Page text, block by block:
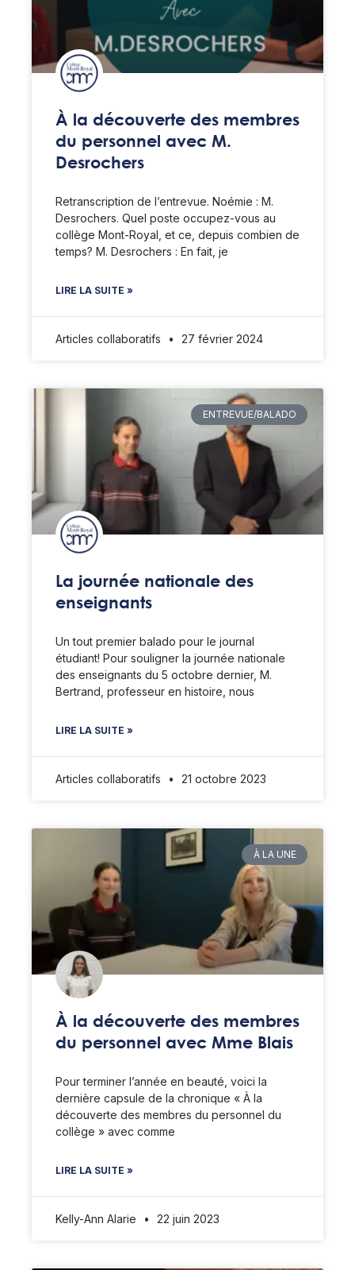
À la découverte des membres
du personnel avec M.
Desrochers
Retranscription de l’entrevue. Noémie : M.
Desrochers. Quel poste occupez-vous au
collège Mont-Royal, et ce, depuis combien de
temps? M. Desrochers : En fait, je
LIRE LA SUITE »
Articles collaboratifs 27 février 2024
ENTREVUE/BALADO
La journée nationale des
enseignants
Un tout premier balado pour le journal
étudiant! Pour souligner la journée nationale
des enseignants du 5 octobre dernier, M.
Bertrand, professeur en histoire, nous
LIRE LA SUITE »
Articles collaboratifs 21 octobre 2023
À LA UNE
À la découverte des membres
du personnel avec Mme Blais
Pour terminer l’année en beauté, voici la
dernière capsule de la chronique « À la
découverte des membres du personnel du
collège » avec comme
LIRE LA SUITE »
Kelly-Ann Alarie 22 juin 2023